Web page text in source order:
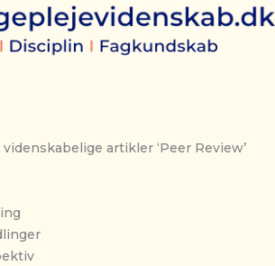
artikler ‘Peer Review’